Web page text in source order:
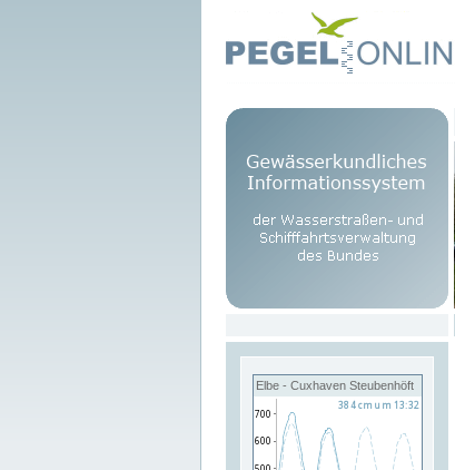
Elbe - Cuxhaven Steubenhöft